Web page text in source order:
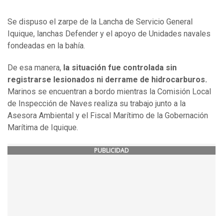
Se dispuso el zarpe de la Lancha de Servicio General
Iquique, lanchas Defender y el apoyo de Unidades navales
fondeadas en la bahía.
De esa manera, la situación fue controlada sin
registrarse lesionados ni derrame de hidrocarburos.
Marinos se encuentran a bordo mientras la Comisión Local
de Inspección de Naves realiza su trabajo junto a la
Asesora Ambiental y el Fiscal Marítimo de la Gobernación
Marítima de Iquique.
PUBLICIDAD